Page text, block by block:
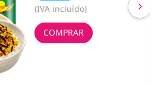
(IVA incluído)
COMPRAR